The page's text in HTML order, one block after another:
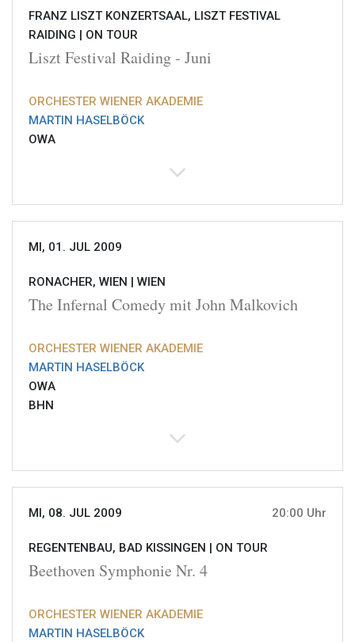
FRANZ LISZT KONZERTSAAL, LISZT FESTIVAL
RAIDING | ON TOUR
Liszt Festival Raiding - Juni
ORCHESTER WIENER AKADEMIE
MARTIN HASELBÖCK
OWA
MI, 01. JUL 2009
RONACHER, WIEN | WIEN
The Infernal Comedy mit John Malkovich
ORCHESTER WIENER AKADEMIE
MARTIN HASELBÖCK
OWA
BHN
MI, 08. JUL 2009 20:00 Uhr
REGENTENBAU, BAD KISSINGEN | ON TOUR
Beethoven Symphonie Nr. 4
ORCHESTER WIENER AKADEMIE
MARTIN HASELBÖCK